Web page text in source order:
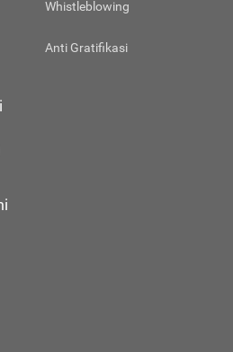
Whistleblowing
Anti Gratifikasi